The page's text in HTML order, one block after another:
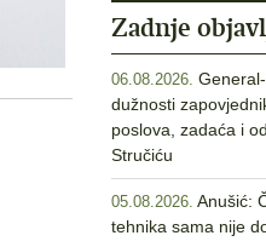
Zadnje
06.08.2026.
dužnosti
poslova, zadaća i
Stručiću
05.08.2026. Anušić:
tehnika sama nije